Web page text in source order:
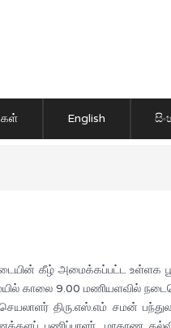
English
கீழ் அமைக்கப்பட்ட உள்ளக
காலை 9.00 மணியளவில்
திரு.எஸ்.எம் சமன்